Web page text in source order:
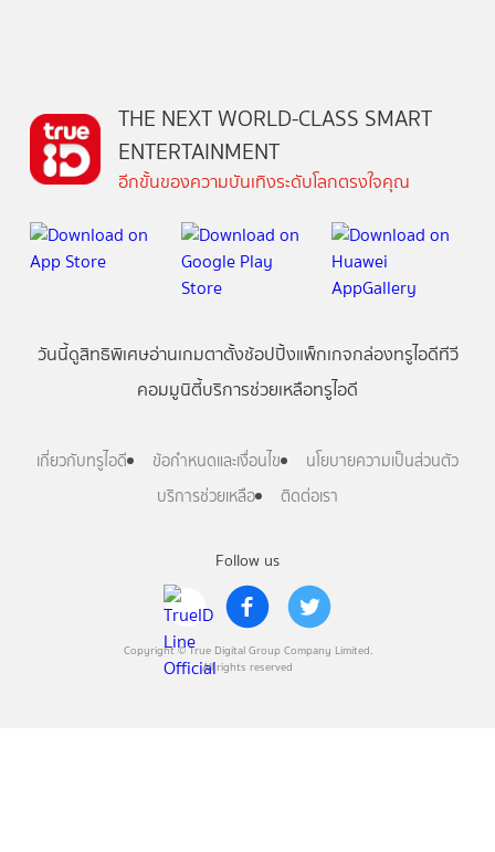
Follow us
Copyright © True Digital Group Company Limited.
All rights reserved
THE NEXT WORLD-CLASS SMART
ENTERTAINMENT
อีกขั้นของความบันเทิงระดับโลกตรงใจคุณ
วันนี้ดูสิทธิพิเศษอ่านเกมตาตั้งช้อปปิ้งแพ็กเกจกล่องทรูไอดีทีวี
คอมมูนิตี้บริการช่วยเหลือทรูไอดี
เกี่ยวกับทรูไอดี ข้อกำหนดและเงื่อนไข
นโยบายความเป็นส่วนตัว
บริการช่วยเหลือ
ติดต่อเรา